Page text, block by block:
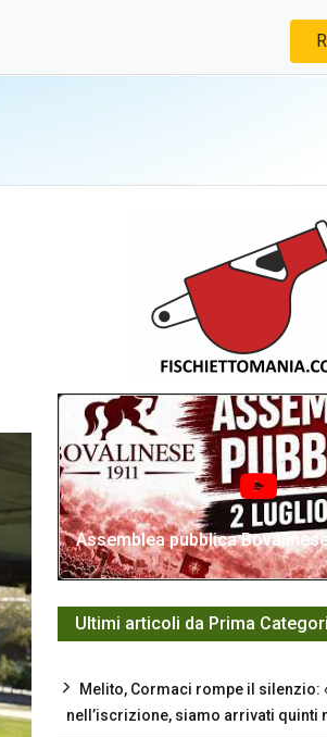
Assemblea pubblica
Ultimi articoli da Prima
Melito, Cormaci rompe il silenzio:
nell’iscrizione, siamo arrivati quinti